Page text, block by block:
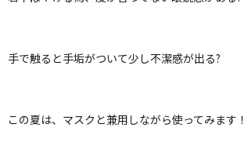
手で触ると手垢がついて少し不潔感が出る?
この夏は、マスクと兼用しながら使ってみます！